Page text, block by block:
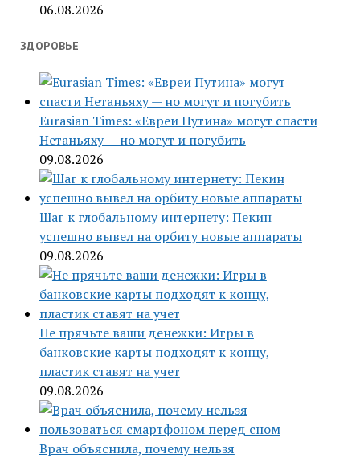
06.08.2026
ЗДОРОВЬЕ
Eurasian Times: «Евреи Путина» могут спасти
Нетаньяху — но могут и погубить
09.08.2026
Шаг к глобальному интернету: Пекин
успешно вывел на орбиту новые аппараты
09.08.2026
Не прячьте ваши денежки: Игры в
банковские карты подходят к концу,
пластик ставят на учет
09.08.2026
Врач объяснила, почему нельзя